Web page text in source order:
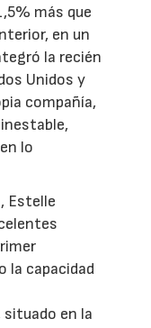
más que
en un
la recién
Unidos y
compañía,
lo
Estelle
la capacidad
en la